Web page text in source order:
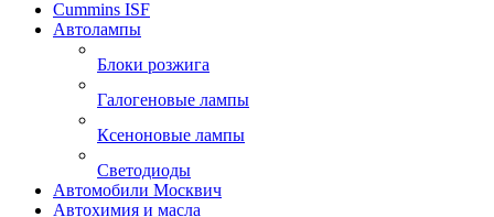
Cummins ISF
Автолампы
Блоки розжига
Галогеновые лампы
Ксеноновые лампы
Светодиоды
Автомобили Москвич
Автохимия и масла